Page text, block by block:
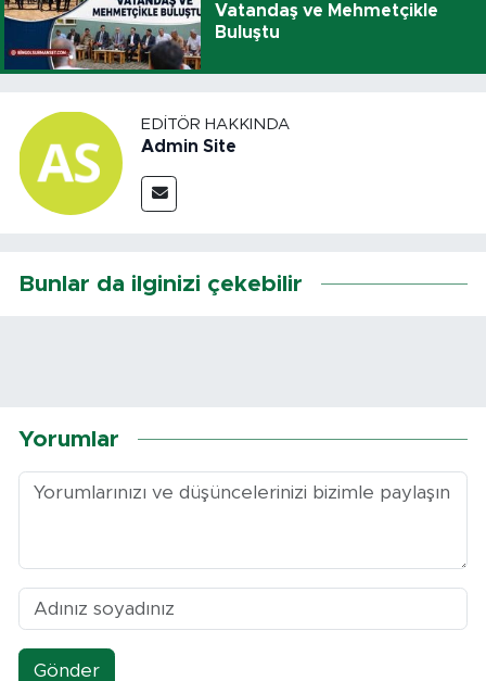
Vatandaş ve Mehmetçikle
Buluştu
EDITÖR HAKKINDA
Admin Site
Bunlar da ilginizi çekebilir
Yorumlar
Gönder